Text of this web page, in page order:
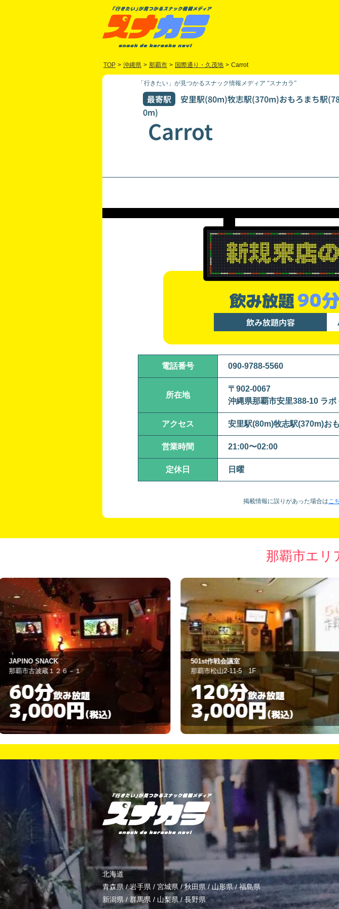
TOP > 沖縄県 > 那覇市 > 国際通り・久茂地 > Carrot
「行きたい」が見つかるスナック情報メディア “スナカラ”
最寄駅
安里駅(80m)牧志駅(370m)おもろまち駅
0m)
Carrot
飲み放題90
飲み放題内容
電話番号 090-9788-5560
所在地
〒902-0067
沖縄県那覇市安里388-10 ラポ
アクセス 安里駅(80m)牧志駅(370m)お
営業時間 21:00〜02:00
定休日 日曜
掲載情報に誤りがあった場合はこ
那覇市エリ
501st作戦会議室
那覇市松山2-11-5 1F
120分飲み放題
3,000円
アニソンBAR Sweet
那覇市久米1-4-24
90分飲み放
3,000
北海道
青森県/岩手県 / 宮城県 /秋田県 /山形県/福島県
新潟県 / 群馬県 / 山梨県/長野県